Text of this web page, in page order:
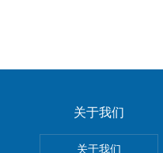
关于我们
关于我们